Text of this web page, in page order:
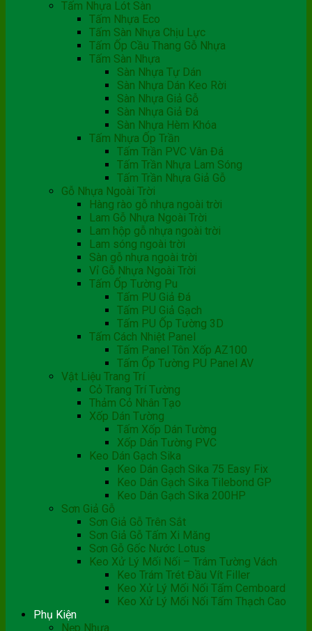
Tấm Nhựa Lót Sàn
Tấm Nhựa Eco
Tấm Sàn Nhựa Chịu Lực
Tấm Ốp Cầu Thang Gỗ Nhựa
Tấm Sàn Nhựa
Sàn Nhựa Tự Dán
Sàn Nhựa Dán Keo Rời
Sàn Nhựa Giả Gỗ
Sàn Nhựa Giả Đá
Sàn Nhựa Hèm Khóa
Tấm Nhựa Ốp Trần
Tấm Trần PVC Vân Đá
Tấm Trần Nhựa Lam Sóng
Tấm Trần Nhựa Giả Gỗ
Gỗ Nhựa Ngoài Trời
Hàng rào gỗ nhựa ngoài trời
Lam Gỗ Nhựa Ngoài Trời
Lam hộp gỗ nhựa ngoài trời
Lam sóng ngoài trời
Sàn gỗ nhựa ngoài trời
Vỉ Gỗ Nhựa Ngoài Trời
Tấm Ốp Tường Pu
Tấm PU Giả Đá
Tấm PU Giả Gạch
Tấm PU Ốp Tường 3D
Tấm Cách Nhiệt Panel
Tấm Panel Tôn Xốp AZ100
Tấm Ốp Tường PU Panel AV
Vật Liệu Trang Trí
Cỏ Trang Trí Tường
Thảm Cỏ Nhân Tạo
Xốp Dán Tường
Tấm Xốp Dán Tường
Xốp Dán Tường PVC
Keo Dán Gạch Sika
Keo Dán Gạch Sika 75 Easy Fix
Keo Dán Gạch Sika Tilebond GP
Keo Dán Gạch Sika 200HP
Sơn Giả Gỗ
Sơn Giả Gỗ Trên Sắt
Sơn Giả Gỗ Tấm Xi Măng
Sơn Gỗ Gốc Nước Lotus
Keo Xử Lý Mối Nối – Trám Tường Vách
Keo Trám Trét Đầu Vít Filler
Keo Xử Lý Mối Nối Tấm Cemboard
Keo Xử Lý Mối Nối Tấm Thạch Cao
Phụ Kiện
Nẹp Nhựa